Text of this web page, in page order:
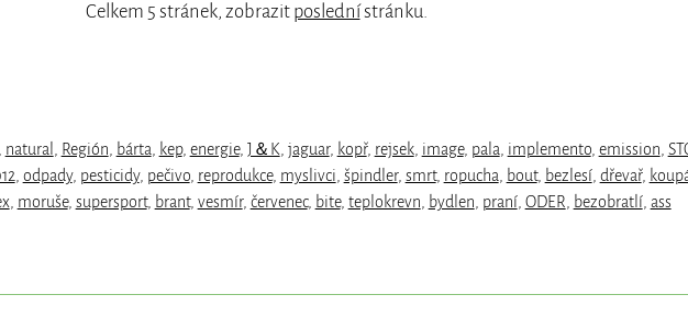
Celkem 5 stránek, zobrazit poslednístránku.
natural Región bárta kep, energie, J＆K jaguar, kopř, rejsek, image, pala implemento, emission
odpady, pesticidy, pečivo, reprodukce, myslivci špindler, smrt, ropucha bout, bezlesí, dřevař,
moruše, supersport, brant, vesmír, červenec, bite, teplokrevn bydlen praní, ODER bezobratlí, ass